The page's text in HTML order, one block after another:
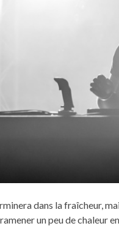
dans la fraîcheur,
un peu de chaleur